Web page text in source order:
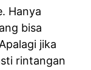
Hanya
bisa
jika
rintangan